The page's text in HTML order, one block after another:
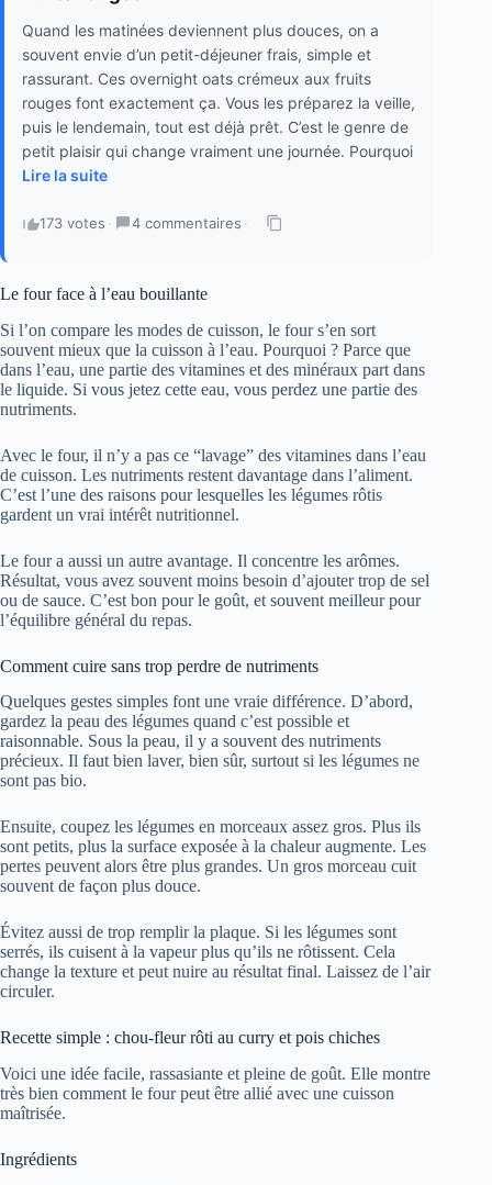
Quand les matinées deviennent plus douces, on a
souvent envie d’un petit-déjeuner frais, simple et
rassurant. Ces overnight oats crémeux aux fruits
rouges font exactement ça. Vous les préparez la veille,
puis le lendemain, tout est déjà prêt. C’est le genre de
petit plaisir qui change vraiment une journée. Pourquoi
Lire la suite
173 votes · 4 commentaires ·
Le four face à l’eau bouillante
Si l’on compare les modes de cuisson, le four s’en sort
souvent mieux que la cuisson à l’eau. Pourquoi ? Parce que
dans l’eau, une partie des vitamines et des minéraux part dans
le liquide. Si vous jetez cette eau, vous perdez une partie des
nutriments.
Avec le four, il n’y a pas ce “lavage” des vitamines dans l’eau
de cuisson. Les nutriments restent davantage dans l’aliment.
C’est l’une des raisons pour lesquelles les légumes rôtis
gardent un vrai intérêt nutritionnel.
Le four a aussi un autre avantage. Il concentre les arômes.
Résultat, vous avez souvent moins besoin d’ajouter trop de sel
ou de sauce. C’est bon pour le goût, et souvent meilleur pour
l’équilibre général du repas.
Comment cuire sans trop perdre de nutriments
Quelques gestes simples font une vraie différence. D’abord,
gardez la peau des légumes quand c’est possible et
raisonnable. Sous la peau, il y a souvent des nutriments
précieux. Il faut bien laver, bien sûr, surtout si les légumes ne
sont pas bio.
Ensuite, coupez les légumes en morceaux assez gros. Plus ils
sont petits, plus la surface exposée à la chaleur augmente. Les
pertes peuvent alors être plus grandes. Un gros morceau cuit
souvent de façon plus douce.
Évitez aussi de trop remplir la plaque. Si les légumes sont
serrés, ils cuisent à la vapeur plus qu’ils ne rôtissent. Cela
change la texture et peut nuire au résultat final. Laissez de l’air
circuler.
Recette simple : chou-fleur rôti au curry et pois chiches
Voici une idée facile, rassasiante et pleine de goût. Elle montre
très bien comment le four peut être allié avec une cuisson
maîtrisée.
Ingrédients